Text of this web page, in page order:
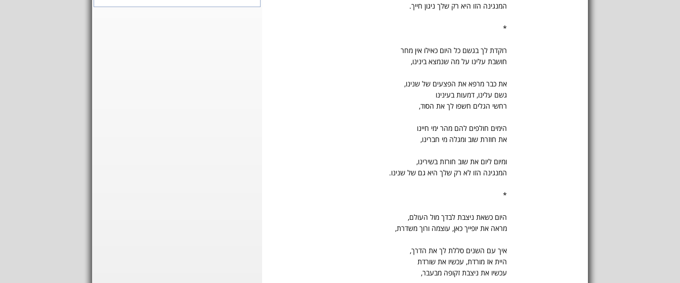
המנגינה הזו היא רק שלך ניגון חייך.
*
רוקדת לך בגשם כל היום כאילו אין מחר
חושבת עלינו על מה שנמצא בינינו,
את כבר מרפא את הפצעים של שנינו,
גשם עלינו, דמעות בעינינו
רחשי הגלים חשפו לך את הסוד,
הימים חולפים להם מהר ימי חיינו
את חוזרת שוב ומגלה מי חברינו,
ומיום ליום את שוב חורזת בשירינו,
המנגינה הזו לא רק שלך היא גם של שנינו.
*
היום כשאת ניצבת לבדך מול העולם,
מראה את יופייך כאן, עוצמה ורוך משדרת,
איך עם השנים סללת לך את הדרך,
היית אז מורדת, עכשיו את שורדת
עכשיו את ניצבת זקופה מבעבר,